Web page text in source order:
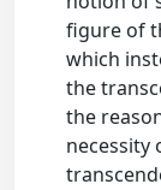
figure of
which
the
the
necessity